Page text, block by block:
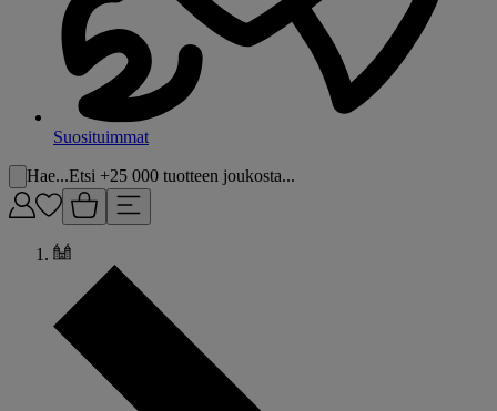
Suosituimmat
Hae...Etsi +25 000 tuotteen joukosta...